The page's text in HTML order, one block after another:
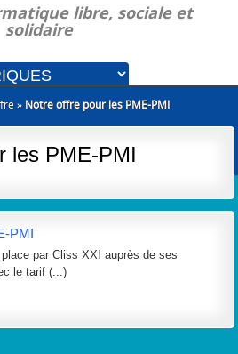
libre, sociale et
solidaire
» Notre offre pour les PME-PMI
les PME-PMI
PMI
par Cliss XXI auprès de ses
le tarif (...)